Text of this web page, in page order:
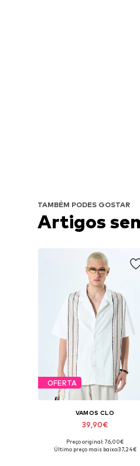
TAMBÉM PODES GOSTAR
Artigos
OFERTA
VAMOS CLO
39,90€
Tamanhos disponíveis: S, M, L,
Preço original: 76,00€
Último preço mais baixo:37,24€